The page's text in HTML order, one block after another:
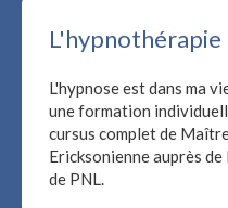
L'hypnothérapie
L'hypnose est dans ma
une formation
cursus complet de
Ericksonienne auprès
de PNL.